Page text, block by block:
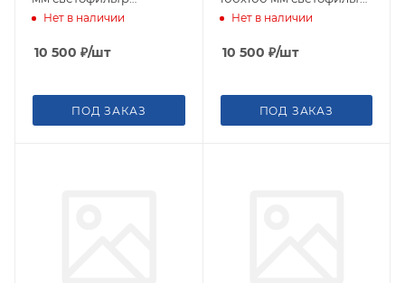
нейтрально-серый
Нет в наличии
10 500 ₽/шт
ПОД ЗАКАЗ
нейтрально-серый
Нет в наличии
10 500 ₽/шт
ПОД ЗАКАЗ